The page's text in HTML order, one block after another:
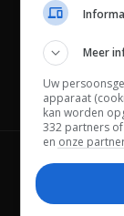
Channels
Wie is
Meer
Uw
apparaat
kan worden
332 partners
en onze
Bepaalde